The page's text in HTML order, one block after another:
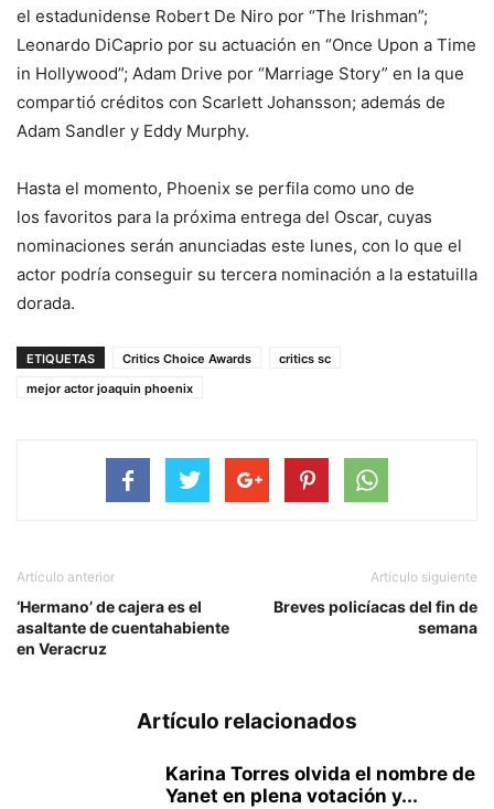
el estadunidense Robert De Niro por “The Irishman”;
Leonardo DiCaprio por su actuación en “Once Upon a Time
in Hollywood”; Adam Drive por “Marriage Story” en la que
compartió créditos con Scarlett Johansson; además de
Adam Sandler y Eddy Murphy.
Hasta el momento, Phoenix se perfila como uno de
los favoritos para la próxima entrega del Oscar, cuyas
nominaciones serán anunciadas este lunes, con lo que el
actor podría conseguir su tercera nominación a la estatuilla
dorada.
ETIQUETAS Critics Choice Awards
critics sc
mejor actor joaquin phoenix
Artículo anterior
‘Hermano’ de cajera es el
asaltante de cuentahabiente
en Veracruz
Artículo siguiente
Breves policíacas del fin de
semana
Artículo relacionados
Karina Torres olvida el nombre de
Yanet en plena votación y...